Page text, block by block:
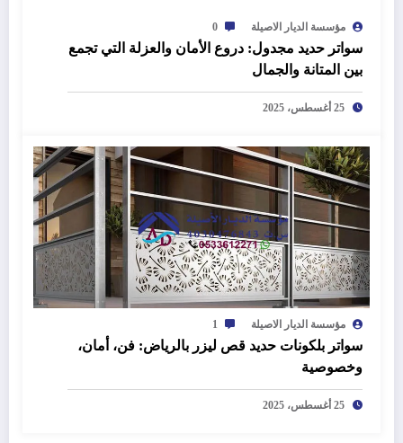
مؤسسة الديار الاصيلة 0
سواتر حديد مجدول: دروع الأمان والعزلة التي تجمع
بين المتانة والجمال
25 أغسطس، 2025
مؤسسة الديار الاصيلة 1
سواتر بلكونات حديد قص ليزر بالرياض: فن، أمان،
وخصوصية
25 أغسطس، 2025